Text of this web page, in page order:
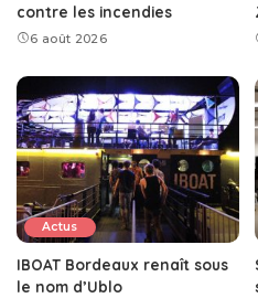
contre les incendies
6 août 2026
Actus
IBOAT Bordeaux renaît sous
le nom d’Ublo